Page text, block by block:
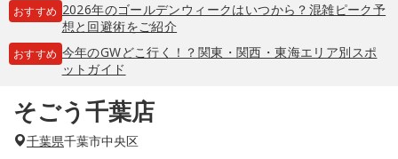
おすすめ 2026年のゴールデンウィークはいつから？混雑ピーク予
想と回避術をご紹介
おすすめ 今年のGWどこ行く！？関東・関西・東海エリア別スポ
ットガイド
そごう千葉店
千葉県千葉市中央区